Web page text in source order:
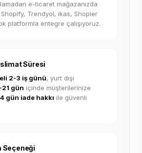
e-ticaret mağazanızda
Trendyol, ikas, Shopier
platformla entegre çalışıyoruz.
Süresi
2-3 iş günü, yurt dışı
21 gün içinde müşterilerinize
gün iade hakkı ile güvenli
Seçeneği